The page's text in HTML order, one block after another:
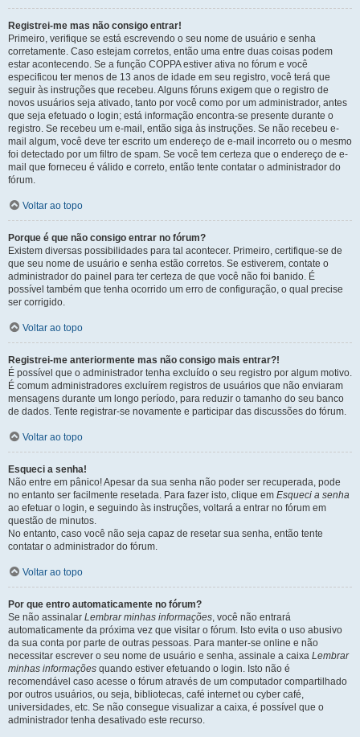
Registrei-me mas não consigo entrar!
Primeiro, verifique se está escrevendo o seu nome de usuário e senha
corretamente. Caso estejam corretos, então uma entre duas coisas podem
estar acontecendo. Se a função COPPA estiver ativa no fórum e você
especificou ter menos de 13 anos de idade em seu registro, você terá que
seguir às instruções que recebeu. Alguns fóruns exigem que o registro de
novos usuários seja ativado, tanto por você como por um administrador, antes
que seja efetuado o login; está informação encontra-se presente durante o
registro. Se recebeu um e-mail, então siga às instruções. Se não recebeu e-
mail algum, você deve ter escrito um endereço de e-mail incorreto ou o mesmo
foi detectado por um filtro de spam. Se você tem certeza que o endereço de e-
mail que forneceu é válido e correto, então tente contatar o administrador do
fórum.
Voltar ao topo
Porque é que não consigo entrar no fórum?
Existem diversas possibilidades para tal acontecer. Primeiro, certifique-se de
que seu nome de usuário e senha estão corretos. Se estiverem, contate o
administrador do painel para ter certeza de que você não foi banido. É
possível também que tenha ocorrido um erro de configuração, o qual precise
ser corrigido.
Voltar ao topo
Registrei-me anteriormente mas não consigo mais entrar?!
É possível que o administrador tenha excluído o seu registro por algum motivo.
É comum administradores excluírem registros de usuários que não enviaram
mensagens durante um longo período, para reduzir o tamanho do seu banco
de dados. Tente registrar-se novamente e participar das discussões do fórum.
Voltar ao topo
Esqueci a senha!
Não entre em pânico! Apesar da sua senha não poder ser recuperada, pode
no entanto ser facilmente resetada. Para fazer isto, clique em Esqueci a senha
ao efetuar o login, e seguindo às instruções, voltará a entrar no fórum em
questão de minutos.
No entanto, caso você não seja capaz de resetar sua senha, então tente
contatar o administrador do fórum.
Voltar ao topo
Por que entro automaticamente no fórum?
Se não assinalar Lembrar minhas informações, você não entrará
automaticamente da próxima vez que visitar o fórum. Isto evita o uso abusivo
da sua conta por parte de outras pessoas. Para manter-se online e não
necessitar escrever o seu nome de usuário e senha, assinale a caixa Lembrar
minhas informações quando estiver efetuando o login. Isto não é
recomendável caso acesse o fórum através de um computador compartilhado
por outros usuários, ou seja, bibliotecas, café internet ou cyber café,
universidades, etc. Se não consegue visualizar a caixa, é possível que o
administrador tenha desativado este recurso.